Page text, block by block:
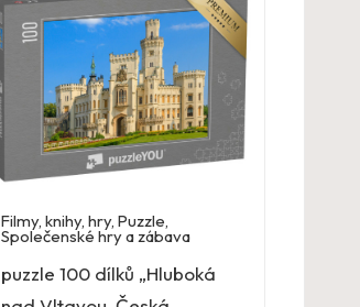
Filmy, knihy, hry, Puzzle,
Společenské hry a zábava
puzzle 100 dílků „Hluboká